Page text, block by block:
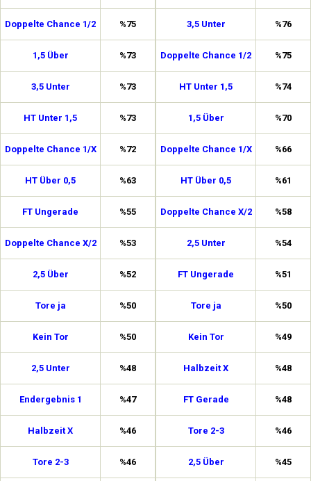
Doppelte Chance 1/2 %75
1,5 Über %73
3,5 Unter %73
HT Unter 1,5 %73
Doppelte Chance 1/X %72
HT Über 0,5 %63
FT Ungerade %55
Doppelte Chance X/2 %53
2,5 Über %52
Tore ja %50
Kein Tor %50
2,5 Unter %48
Endergebnis 1 %47
Halbzeit X %46
Tore 2-3 %46
3,5 Unter %76
Doppelte Chance 1/2 %75
HT Unter 1,5 %74
1,5 Über %70
Doppelte Chance 1/X %66
HT Über 0,5 %61
Doppelte Chance X/2 %58
2,5 Unter %54
FT Ungerade %51
Tore ja %50
Kein Tor %49
Halbzeit X %48
FT Gerade %48
Tore 2-3 %46
2,5 Über %45